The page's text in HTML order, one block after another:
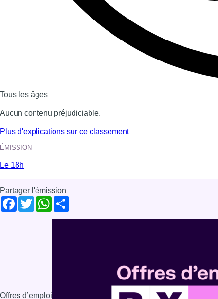
Tous les âges
Aucun contenu préjudiciable.
Plus d'explications sur ce classement
ÉMISSION
Le 18h
Partager l'émission
Facebook
TwitterWhatsApp
Offres d’emploi